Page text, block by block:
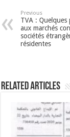
Previous
TVA : Quelques
aux marchés
sociétés
résidentes
Related Articles